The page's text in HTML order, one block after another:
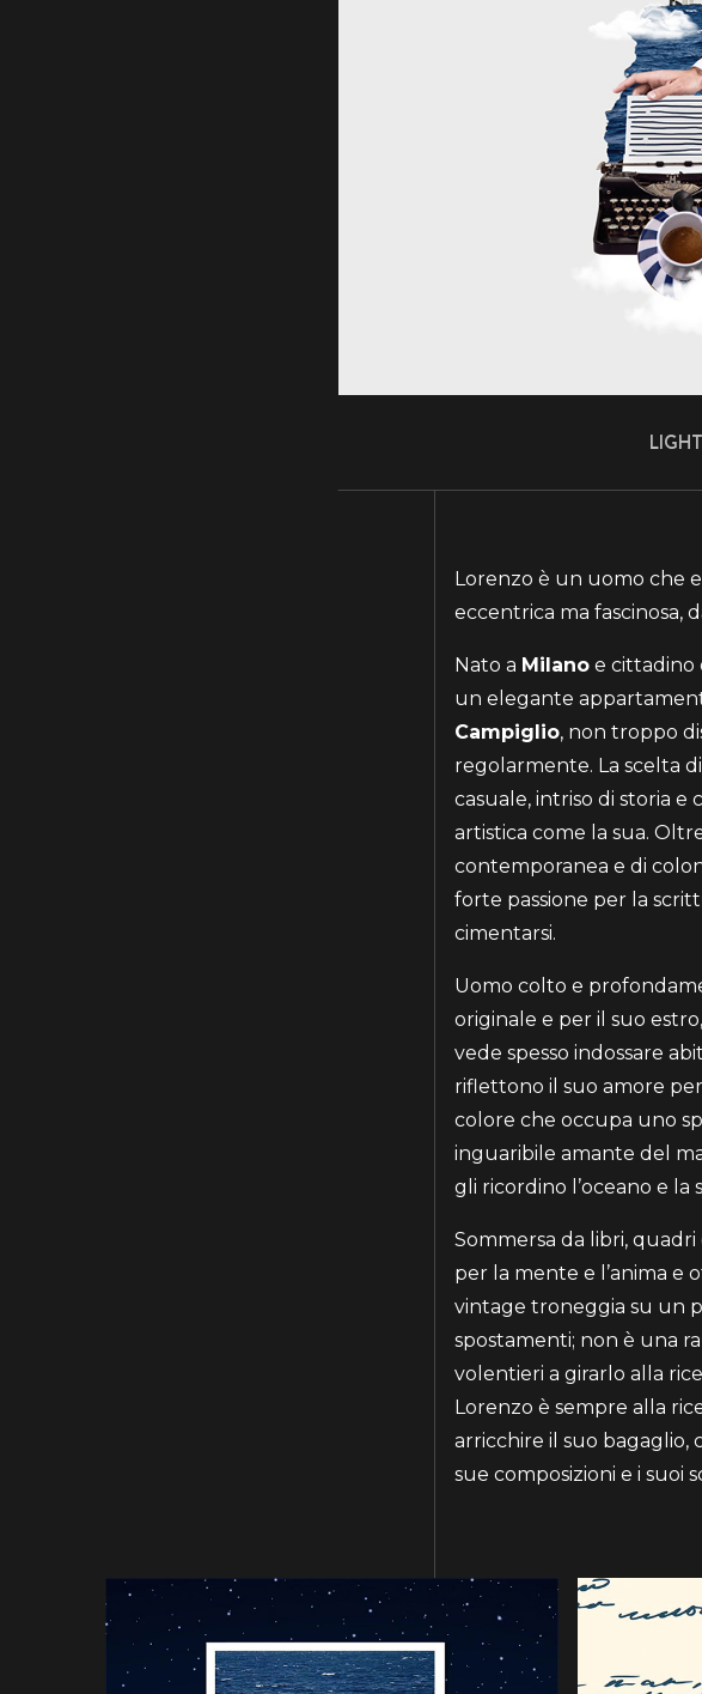
Lorenzo è un uomo che
eccentrica ma fascinosa,
Nato a Milano e cittadino
un elegante
Campiglio, non troppo
regolarmente. La scelta
casuale, intriso di storia
artistica come la sua.
contemporanea e di
forte passione per la
cimentarsi.
Uomo colto e
originale e per il suo
vede spesso indossare
riflettono il suo amore
colore che occupa uno
inguaribile amante del
gli ricordino l’oceano e la
Sommersa da libri,
per la mente e l’anima e
vintage troneggia su un
spostamenti; non è una
volentieri a girarlo alla
Lorenzo è sempre alla
arricchire il suo bagaglio,
sue composizioni e i suoi